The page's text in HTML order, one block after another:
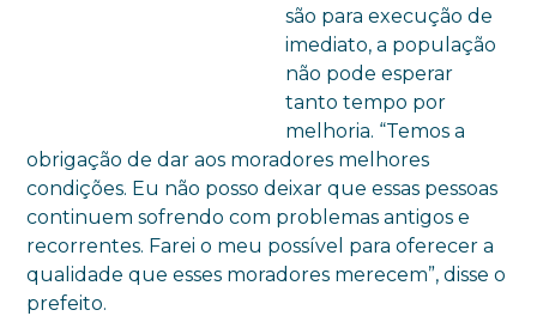
são para execução de
imediato, a população
não pode esperar
tanto tempo por
melhoria. “Temos a
obrigação de dar aos moradores melhores
condições. Eu não posso deixar que essas pessoas
continuem sofrendo com problemas antigos e
recorrentes. Farei o meu possível para oferecer a
qualidade que esses moradores merecem”, disse o
prefeito.